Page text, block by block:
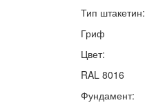
Тип штакетин:
Гриф
Цвет:
RAL 8016
Фундамент: